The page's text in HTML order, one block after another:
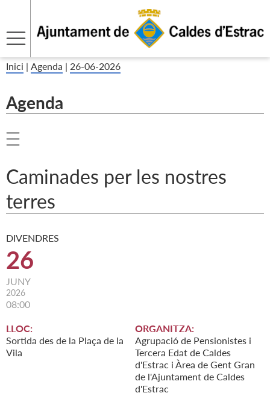
Inici | Agenda | 26-06-2026
Agenda
Caminades per les nostres
terres
DIVENDRES
26
JUNY
2026
08:00
LLOC:
Sortida des de la Plaça de la
Vila
ORGANITZA:
Agrupació de Pensionistes i
Tercera Edat de Caldes
d'Estrac i Àrea de Gent Gran
de l'Ajuntament de Caldes
d'Estrac